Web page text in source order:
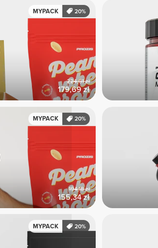
MYPACK 20%
179,69 zł
224,61 zł
MYPACK 20%
155,34 zł
194,18 zł
MYPACK 20%